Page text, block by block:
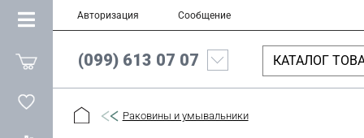
Авторизация Сообщение
КАТАЛОГ
(099) 613 07 07
Раковины и умывальники